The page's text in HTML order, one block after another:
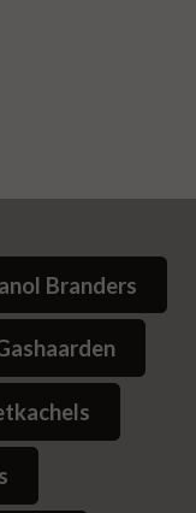
Branders